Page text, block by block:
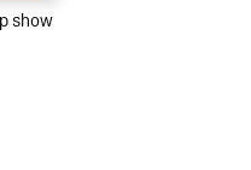
show